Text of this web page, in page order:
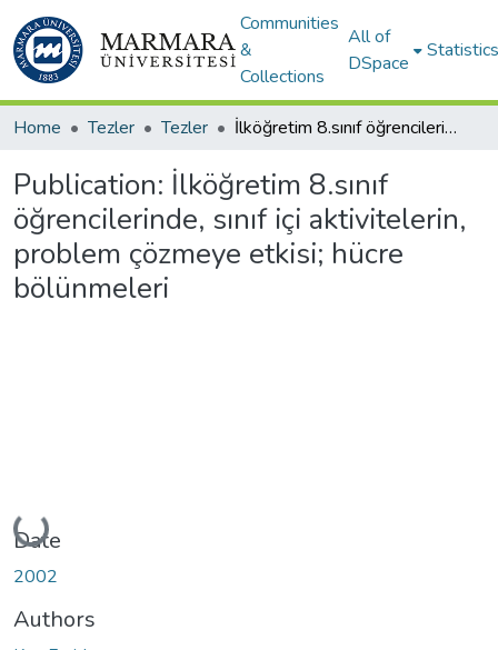
Communities
&
Collections
All of
DSpace
Statistics
Home Tezler Tezler İlköğretim 8.sınıf öğrencilerinde, sınıf içi aktivitelerin, problem çözmeye etkisi; hücre bölünmeleri
Publication: İlköğretim 8.sınıf
öğrencilerinde, sınıf içi aktivitelerin,
problem çözmeye etkisi; hücre
bölünmeleri
Loading...
Date
2002
Authors